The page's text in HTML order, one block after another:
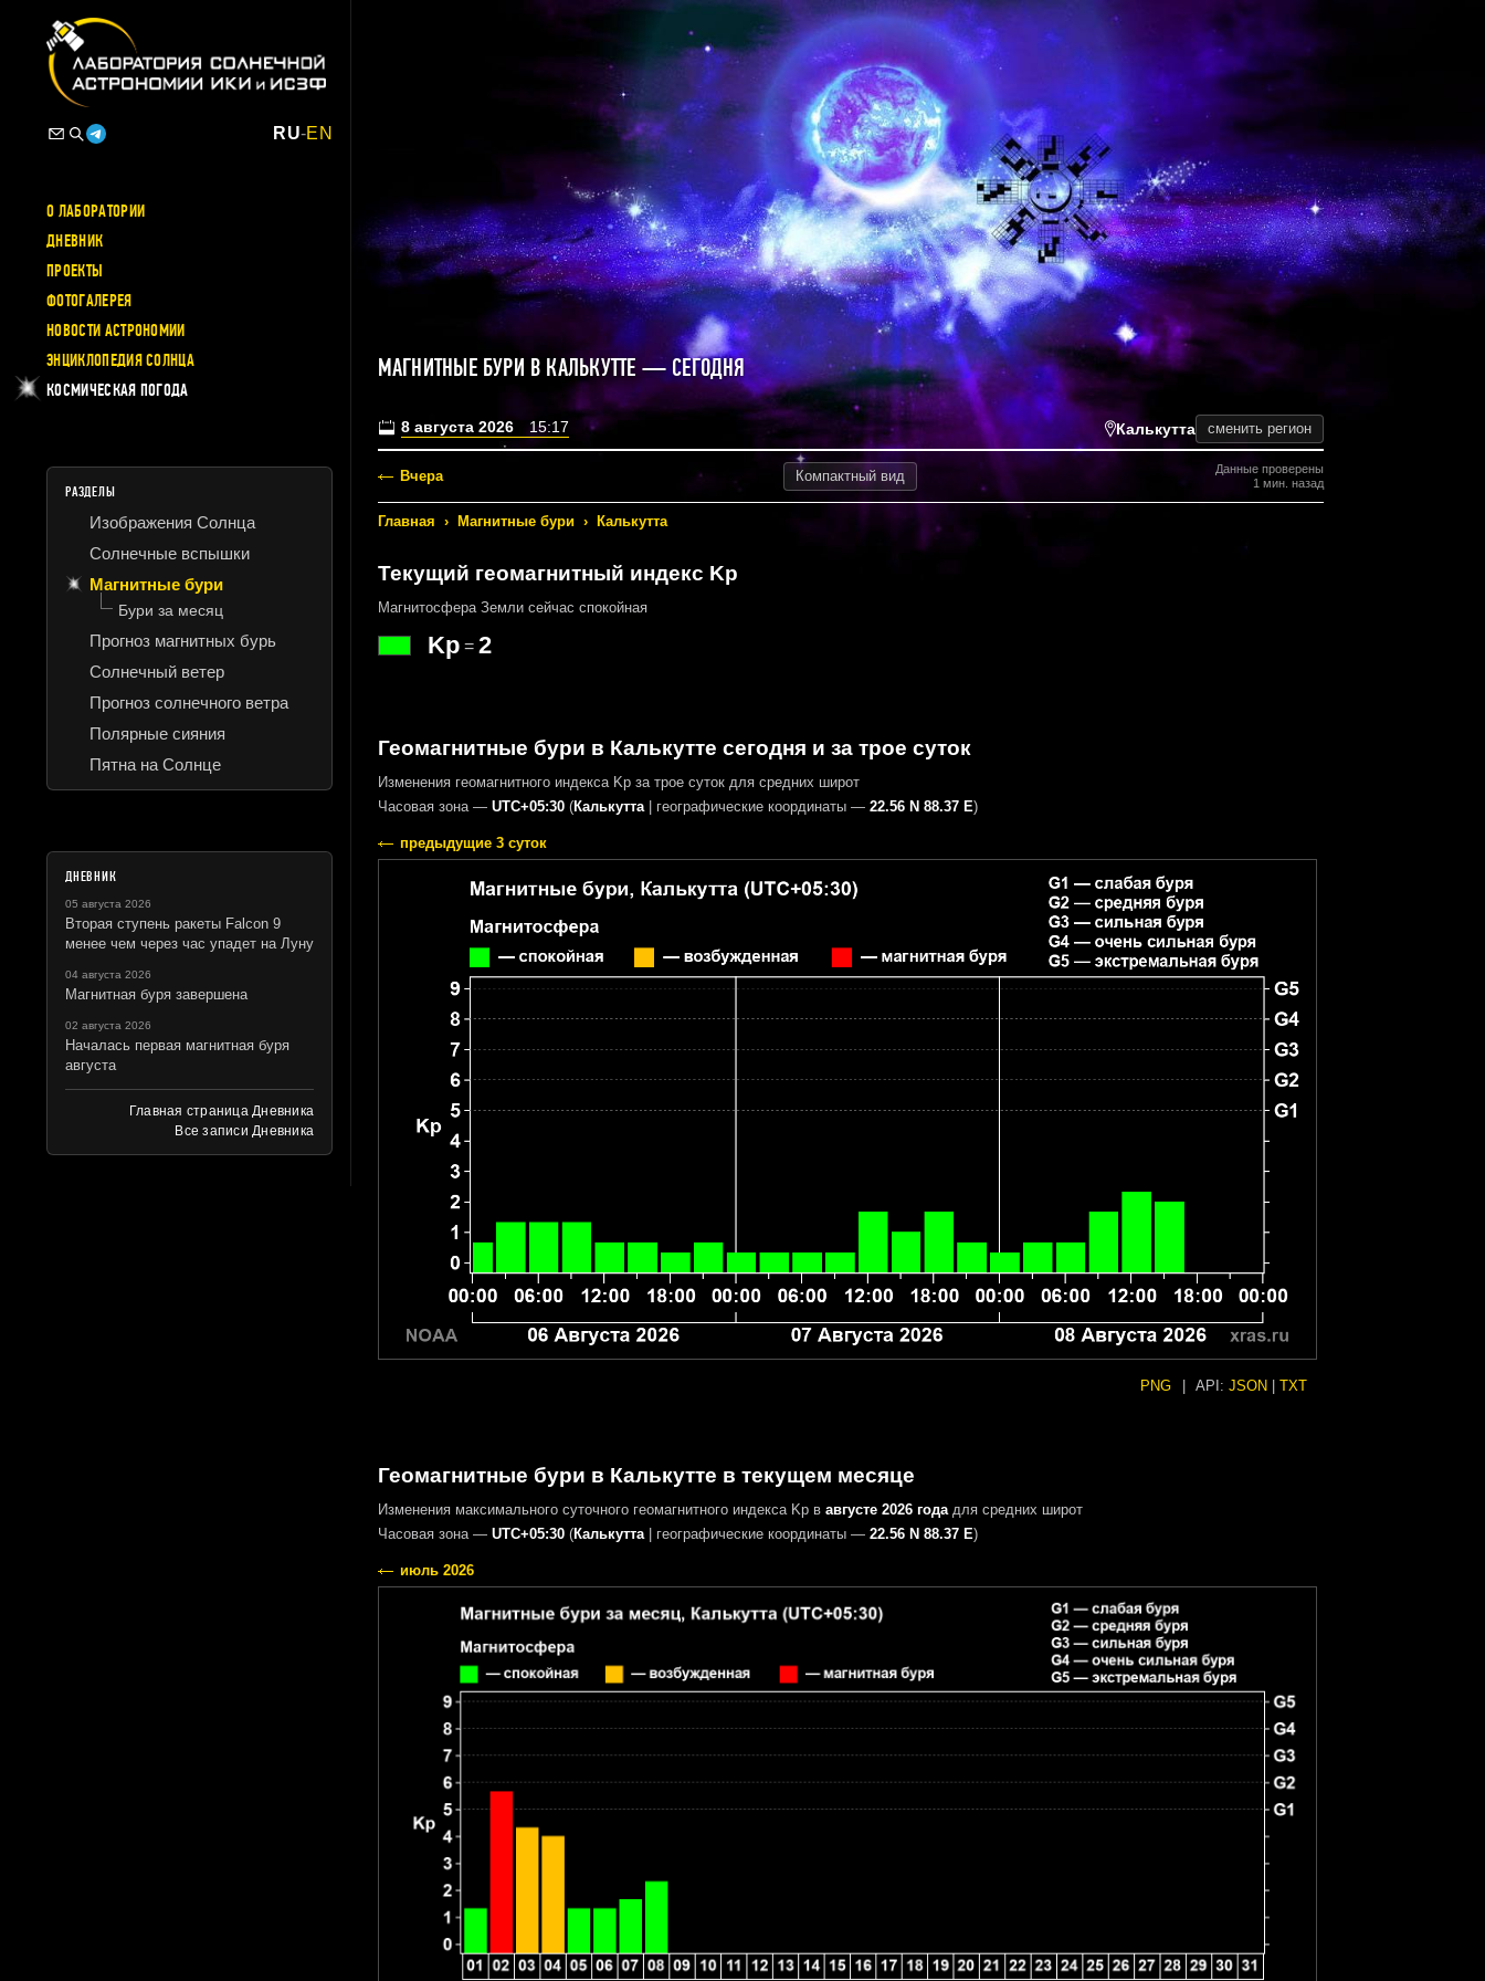
RU-EN
О ЛАБОРАТОРИИ
ДНЕВНИК
ПРОЕКТЫ
ФОТОГАЛЕРЕЯ
НОВОСТИ АСТРОНОМИИ
ЭНЦИКЛОПЕДИЯ СОЛНЦА
КОСМИЧЕСКАЯ ПОГОДА
РАЗДЕЛЫ
Изображения Солнца
Солнечные вспышки
Магнитные бури
Бури за месяц
Прогноз магнитных бурь
Солнечный ветер
Прогноз солнечного ветра
Полярные сияния
Пятна на Солнце
ДНЕВНИК
05 августа 2026
Вторая ступень ракеты Falcon 9
менее чем через час упадет на Луну
04 августа 2026
Магнитная буря завершена
02 августа 2026
Началась первая магнитная буря
августа
Главная страница Дневника
Все записи Дневника
МАГНИТНЫЕ БУРИ В КАЛЬКУТТЕ — СЕГОДНЯ
8 августа 2026 15:17 Калькутта сменить регион
Вчера Компактный вид
Данные проверены
1 мин. назад
Главная › Магнитные бури › Калькутта
Текущий геомагнитный индекс Kp
Магнитосфера Земли сейчас спокойная
Kp= 2
Геомагнитные бури в Калькутте сегодня и за трое суток
Изменения геомагнитного индекса Kp за трое суток для средних широт
Часовая зона — UTC+05:30(Калькутта| географические координаты — 22.56 N 88.37 E)
предыдущие 3 суток
PNG API: JSON TXT
Геомагнитные бури в Калькутте в текущем месяце
Изменения максимального суточного геомагнитного индекса Kp в августе 2026 годадля средних широт
Часовая зона — UTC+05:30(Калькутта| географические координаты — 22.56 N 88.37 E)
июль 2026